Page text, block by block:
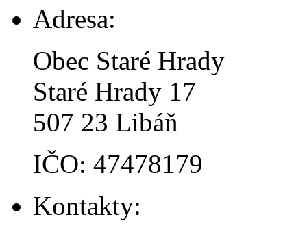
Adresa:
Obec Staré Hrady
Staré Hrady 17
507 23 Libáň
IČO: 47478179
Kontakty: